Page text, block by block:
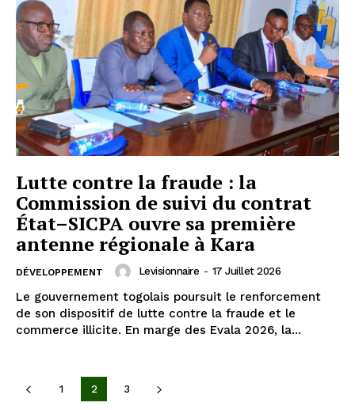
Lutte contre la fraude : la
Commission de suivi du contrat
État–SICPA ouvre sa première
antenne régionale à Kara
DÉVELOPPEMENT Levisionnaire - 17 Juillet 2026
Le gouvernement togolais poursuit le renforcement
de son dispositif de lutte contre la fraude et le
commerce illicite. En marge des Evala 2026, la...
1 2 3